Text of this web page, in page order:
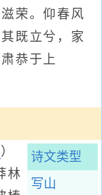
荣。仰春风
既立兮，家
恭于上
诗文类型
写山
）
林